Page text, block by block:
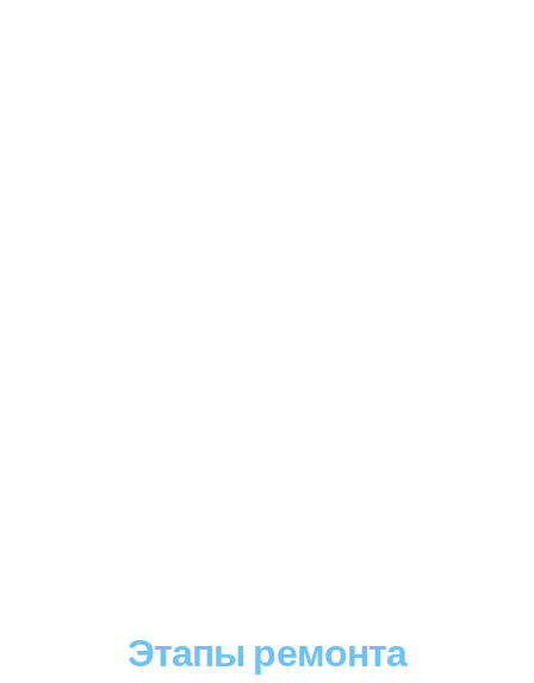
Этапы ремонта